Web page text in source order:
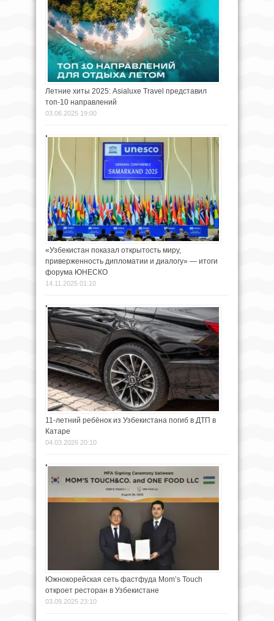
Летние хиты 2025: Asialuxe Travel представил
топ-10 направлений
03.06.2025 19:00
«Узбекистан показал открытость миру,
приверженность дипломатии и диалогу» — итоги
форума ЮНЕСКО
14.11.2025 01:10
11-летний ребёнок из Узбекистана погиб в ДТП в
Катаре
04.03.2026 20:10
Южнокорейская сеть фастфуда Mom’s Touch
откроет ресторан в Узбекистане
03.09.2025 23:10